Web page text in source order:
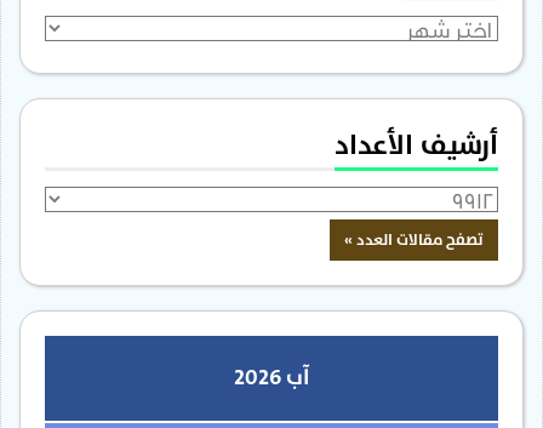
الأرشيف
أرشيف الأعداد
آب 2026